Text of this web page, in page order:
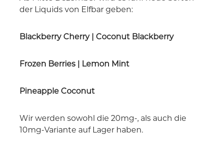
der Liquids von Elfbar geben:
Blackberry Cherry | Coconut Blackberry
Frozen Berries | Lemon Mint
Pineapple Coconut
Wir werden sowohl die 20mg-, als auch die
10mg-Variante auf Lager haben.